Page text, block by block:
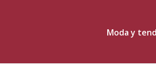
Moda y